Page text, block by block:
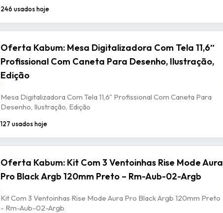
246 usados hoje
Oferta Kabum: Mesa Digitalizadora Com Tela 11,6″
Profissional Com Caneta Para Desenho, Ilustração,
Edição
Mesa Digitalizadora Com Tela 11,6" Profissional Com Caneta Para
Desenho, Ilustração, Edição
127 usados hoje
Oferta Kabum: Kit Com 3 Ventoinhas Rise Mode Aura
Pro Black Argb 120mm Preto – Rm-Aub-02-Argb
Kit Com 3 Ventoinhas Rise Mode Aura Pro Black Argb 120mm Preto
- Rm-Aub-02-Argb